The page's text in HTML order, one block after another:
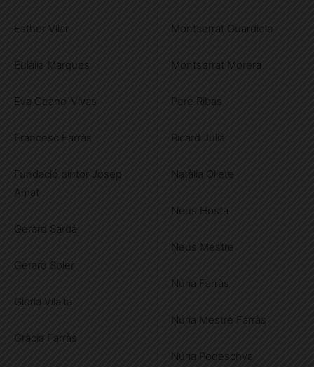
Esther Vilar
Eulàlia Marques
Eva Ceano-Vivas
Francesc Farràs
Fundació pintor Josep
Amat
Gerard Sardà
Gerard Soler
Glòria Vilalta
Gràcia Farràs
Montserrat Guardiola
Montserrat Morera
Pere Ribas
Ricard Julià
Natàlia Oliete
Neus Hosta
Neus Mestre
Núria Farràs
Núria Mestre Farràs
Núria Podeschva